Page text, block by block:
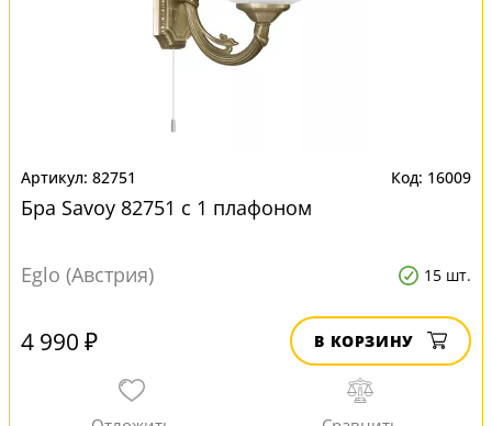
82751 16009
Бра Savoy 82751 с 1 плафоном
Eglo (Австрия) 15 шт.
4 990 ₽ В КОРЗИНУ